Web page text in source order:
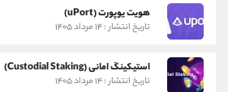
هویت یوپورت (uPort)
تاریخ انتشار : ۱۴ مرداد ۱۴۰۵
استیکینگ امانی (Custodial Staking)
تاریخ انتشار : ۱۴ مرداد ۱۴۰۵